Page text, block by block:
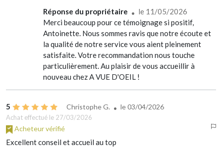
Réponse du propriétaire
le 11/05/2026
Merci beaucoup pour ce témoignage si positif,
Antoinette. Nous sommes ravis que notre écoute et
la qualité de notre service vous aient pleinement
satisfaite. Votre recommandation nous touche
particulièrement. Au plaisir de vous accueillir à
nouveau chez A VUE D'OEIL !
5 Christophe G. le03/04/2026
Achat effectué le 27/03/2026
Acheteur vérifié
Excellent conseil et accueil au top